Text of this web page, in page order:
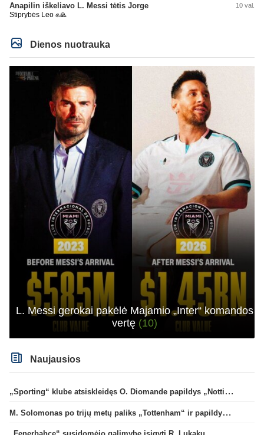
Anapilin iškeliavo L. Messi tėtis Jorge 10 val.
Stiprybės Leo ✊🙏
Dienos nuotrauka
L. Messi gerokai pakėlė Majamio „Inter“ komandos
vertę (10)
Naujausios
„Sporting“ klube atsiskleidęs O. Diomande papildys „Nottingham“ gretas
M. Solomonas po trijų metų paliks „Tottenham“ ir papildys „West Ham“ klubą